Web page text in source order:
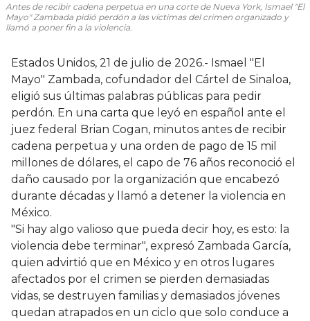
Antes de recibir cadena perpetua en una corte de Nueva York, Ismael "El
Mayo" Zambada pidió perdón a las víctimas del crimen organizado y
llamó a poner fin a la violencia.
Estados Unidos, 21 de julio de 2026.- Ismael "El
Mayo" Zambada, cofundador del Cártel de Sinaloa,
eligió sus últimas palabras públicas para pedir
perdón. En una carta que leyó en español ante el
juez federal Brian Cogan, minutos antes de recibir
cadena perpetua y una orden de pago de 15 mil
millones de dólares, el capo de 76 años reconoció el
daño causado por la organización que encabezó
durante décadas y llamó a detener la violencia en
México.
"Si hay algo valioso que pueda decir hoy, es esto: la
violencia debe terminar", expresó Zambada García,
quien advirtió que en México y en otros lugares
afectados por el crimen se pierden demasiadas
vidas, se destruyen familias y demasiados jóvenes
quedan atrapados en un ciclo que solo conduce a